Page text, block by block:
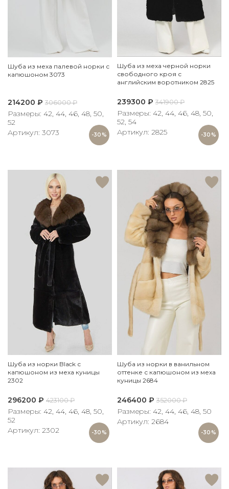
-30%
Шуба из меха палевой норки с
капюшоном 3073
214200 ₽ 306000₽
Размеры: 42, 44, 46, 48, 50,
52
Артикул: 3073
-30%
Шуба из меха черной норки
свободного кроя с
английским воротником 2825
239300 ₽ 341900₽
Размеры: 42, 44, 46, 48, 50,
52, 54
Артикул: 2825
-30%
Шуба из норки Black с
капюшоном из меха куницы
2302
296200 ₽ 423100₽
Размеры: 42, 44, 46, 48, 50,
52
Артикул: 2302
-30%
Шуба из норки в ванильном
оттенке с капюшоном из меха
куницы 2684
246400 ₽ 352000₽
Размеры: 42, 44, 46, 48, 50
Артикул: 2684